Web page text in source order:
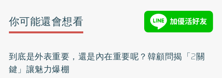
你可能還會想看
到底是外表重要，還是內在重要呢？韓顧問揭「2關
鍵」讓魅力爆棚